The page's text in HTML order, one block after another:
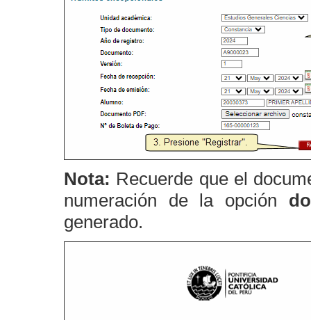
Nota: Recuerde que el
numeración de la opción
generado.